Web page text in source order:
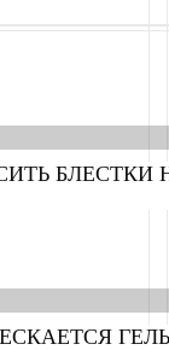
БЛЕСТКИ